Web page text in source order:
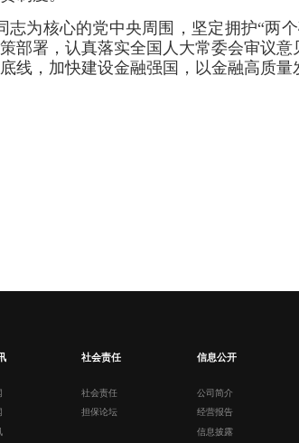
为核心的党中央周围，坚定拥护“两
部署，认真落实全国人大常委会审议
线，加快建设金融强国，以金融高质量
社会责任
社会责任
担保论坛
信息公开
公司简介
经营报告
信息披露